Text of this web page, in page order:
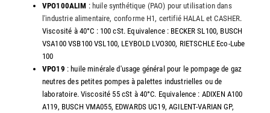
VPO100ALIM : huile synthétique (PAO) pour utilisation dans
l'industrie alimentaire, conforme H1, certifié HALAL et CASHER.
Viscosité à 40°C : 100 cSt. Equivalence : BECKER SL100, BUSCH
VSA100 VSB100 VSL100, LEYBOLD LVO300, RIETSCHLE Eco-Lube
100
VPO19 : huile minérale d'usage général pour le pompage de gaz
neutres des petites pompes à palettes industrielles ou de
laboratoire. Viscosité 55 cSt à 40°C. Equivalence : ADIXEN A100
A119, BUSCH VMA055, EDWARDS UG19, AGILENT-VARIAN GP,